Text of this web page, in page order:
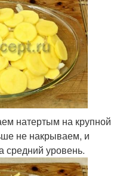
натертым на крупной
не накрываем, и
средний уровень.